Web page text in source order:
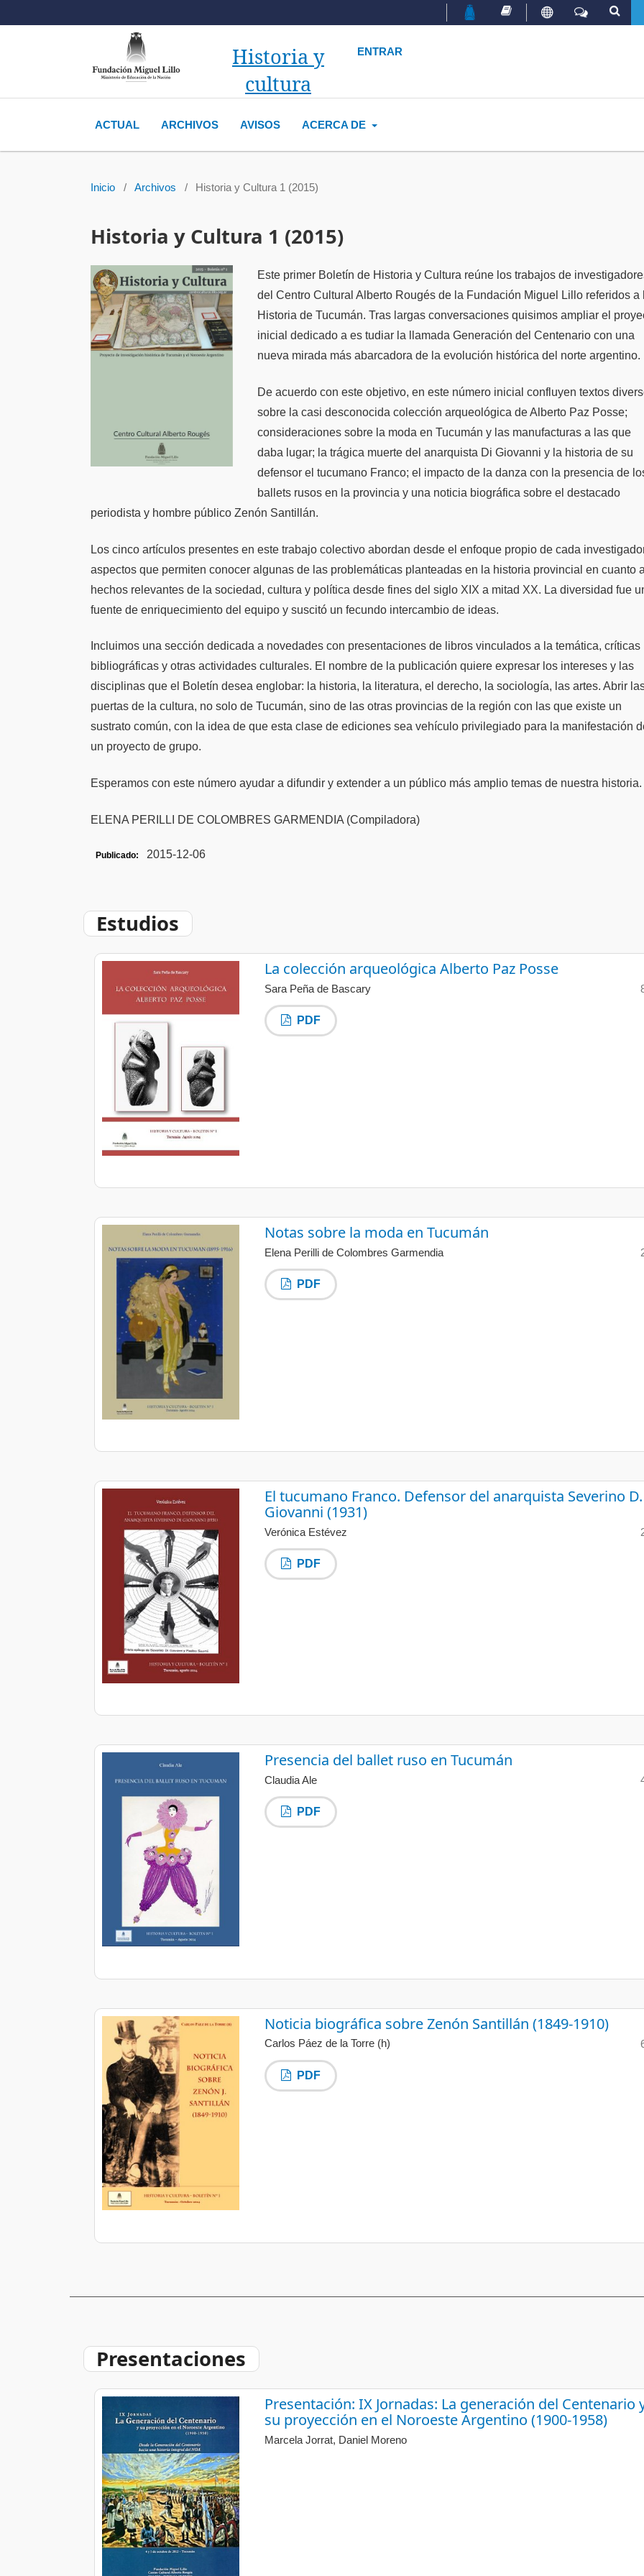
Historia y
cultura
ENTRAR
ACTUAL ARCHIVOS AVISOS ACERCA DE
Inicio / Archivos / Historia y Cultura 1 (2015)
Historia y Cultura 1 (2015)
Este primer Boletín de Historia y Cultura reúne los trabajos de
del Centro Cultural Alberto Rougés de la Fundación Miguel Lillo referidos a
Historia de Tucumán. Tras largas conversaciones quisimos ampliar el
inicial dedicado a es tudiar la llamada Generación del Centenario con una
nueva mirada más abarcadora de la evolución histórica del norte argentino.
De acuerdo con este objetivo, en este número inicial confluyen textos
sobre la casi desconocida colección arqueológica de Alberto Paz Posse;
consideraciones sobre la moda en Tucumán y las manufacturas a las que
daba lugar; la trágica muerte del anarquista Di Giovanni y la historia de su
defensor el tucumano Franco; el impacto de la danza con la presencia de
ballets rusos en la provincia y una noticia biográfica sobre el destacado
periodista y hombre público Zenón Santillán.
Los cinco artículos presentes en este trabajo colectivo abordan desde el enfoque propio de cada
aspectos que permiten conocer algunas de las problemáticas planteadas en la historia provincial en cuanto
hechos relevantes de la sociedad, cultura y política desde fines del siglo XIX a mitad XX. La diversidad fue
fuente de enriquecimiento del equipo y suscitó un fecundo intercambio de ideas.
Incluimos una sección dedicada a novedades con presentaciones de libros vinculados a la temática, críticas
bibliográficas y otras actividades culturales. El nombre de la publicación quiere expresar los intereses y las
disciplinas que el Boletín desea englobar: la historia, la literatura, el derecho, la sociología, las artes. Abrir
puertas de la cultura, no solo de Tucumán, sino de las otras provincias de la región con las que existe un
sustrato común, con la idea de que esta clase de ediciones sea vehículo privilegiado para la manifestación
un proyecto de grupo.
Esperamos con este número ayudar a difundir y extender a un público más amplio temas de nuestra historia.
ELENA PERILLI DE COLOMBRES GARMENDIA (Compiladora)
Publicado: 2015-12-06
Estudios
La colección arqueológica Alberto Paz Posse
Sara Peña de Bascary
PDF
Notas sobre la moda en Tucumán
Elena Perilli de Colombres Garmendia
PDF
El tucumano Franco. Defensor del anarquista Severino D.
Giovanni (1931)
Verónica Estévez
PDF
Presencia del ballet ruso en Tucumán
Claudia Ale
PDF
Noticia biográfica sobre Zenón Santillán (1849-1910)
Carlos Páez de la Torre (h)
PDF
Presentaciones
Presentación: IX Jornadas: La generación del Centenario
su proyección en el Noroeste Argentino (1900-1958)
Marcela Jorrat, Daniel Moreno